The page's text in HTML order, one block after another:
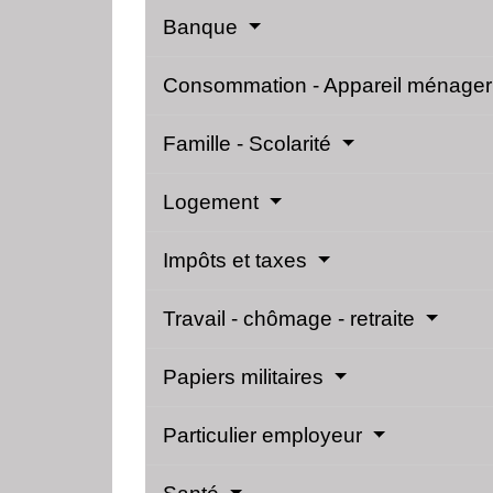
Banque
Consommation - Appareil
Famille - Scolarité
Logement
Impôts et taxes
Travail - chômage - retraite
Papiers militaires
Particulier employeur